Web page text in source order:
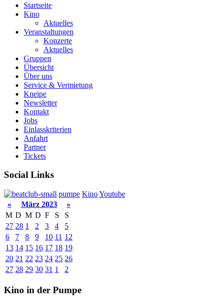
Startseite
Kino
Aktuelles
Veranstaltungen
Konzerte
Aktuelles
Gruppen
Übersicht
Über uns
Service & Vermietung
Kneipe
Newsletter
Kontakt
Jobs
Einlasskriterien
Anfahrt
Partner
Tickets
Social Links
pumpe KinoYoutube
«
März 2023
»
M D M D F S
S
27 28 1 2 3 4
5
6
7 8 9 10 11 12
13 14 15 16 17 18 19
20 21 22 23 24 25 26
27 28 29 30 31 1 2
Kino in der Pumpe